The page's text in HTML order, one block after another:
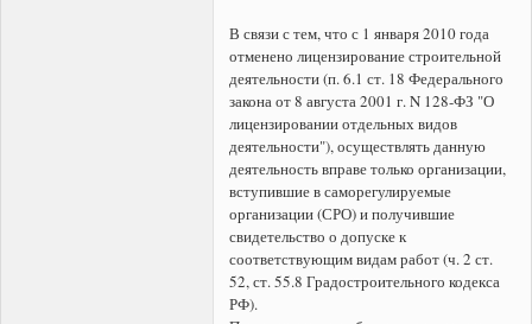
В связи с тем, что с 1 января 2010 года
отменено лицензирование строительной
деятельности (п. 6.1 ст. 18 Федерального
закона от 8 августа 2001 г. N 128-ФЗ "О
лицензировании отдельных видов
деятельности"), осуществлять данную
деятельность вправе только организации,
вступившие в саморегулируемые
организации (СРО) и получившие
свидетельство о допуске к
соответствующим видам работ (ч. 2 ст.
52, ст. 55.8 Градостроительного кодекса
РФ).